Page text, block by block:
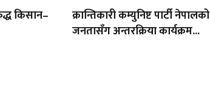
किसान–
क्रान्तिकारी कम्युनिष्ट पार्टी नेपालको
जनतासँग अन्तरक्रिया कार्यक्रम...